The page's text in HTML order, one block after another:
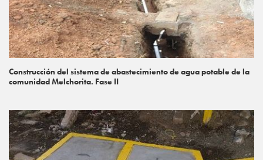
Construcción del sistema de abastecimiento de agua potable de la
comunidad Melchorita. Fase II